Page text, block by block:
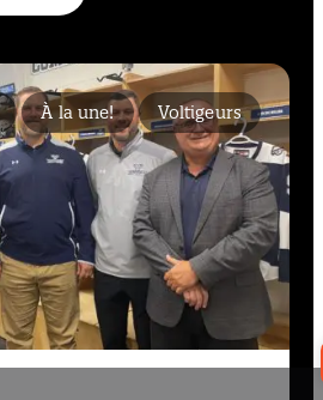
À la une! Voltigeurs